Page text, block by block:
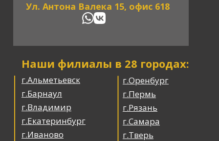
г.Оренбург
г.Пермь
г.Рязань
г.Самара
г.Тверь
г.Альметьевск
г.Барнаул
г.Владимир
г.Екатеринбург
г.Иваново
Наши филиалы в 28 городах:
Ул. Антона Валека 15, офис 618